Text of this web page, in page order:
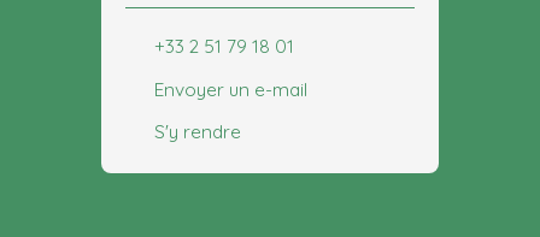
+33 2 51 79 18 01
Envoyer un e-mail
S'y rendre